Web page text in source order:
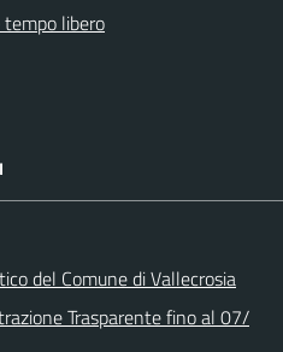
libero
del Comune di Vallecrosia
Trasparente fino al 07/